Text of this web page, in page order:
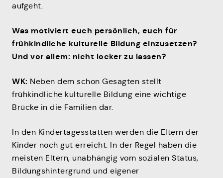
aufgeht.
Was motiviert euch persönlich, euch für
frühkindliche kulturelle Bildung einzusetzen?
Und vor allem: nicht locker zu lassen?
WK: Neben dem schon Gesagten stellt
frühkindliche kulturelle Bildung eine wichtige
Brücke in die Familien dar.
In den Kindertagesstätten werden die Eltern der
Kinder noch gut erreicht. In der Regel haben die
meisten Eltern, unabhängig vom sozialen Status,
Bildungshintergrund und eigener